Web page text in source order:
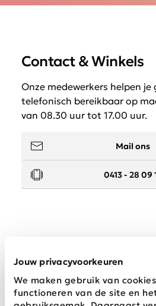
Jouw privacyvoorkeuren
We maken gebruik van
functioneren van de site en
Contact & Winkels
Onze medewerkers helpen je
telefonisch bereikbaar op
van 08.30 uur tot 17.00 uur.
Mail ons
0413 - 28 09
Wij zijn Schijvens mode